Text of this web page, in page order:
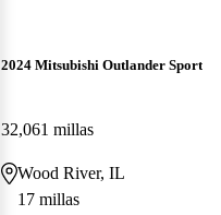
2024 Mitsubishi Outlander Sport
32,061 millas
Wood River, IL
17 millas